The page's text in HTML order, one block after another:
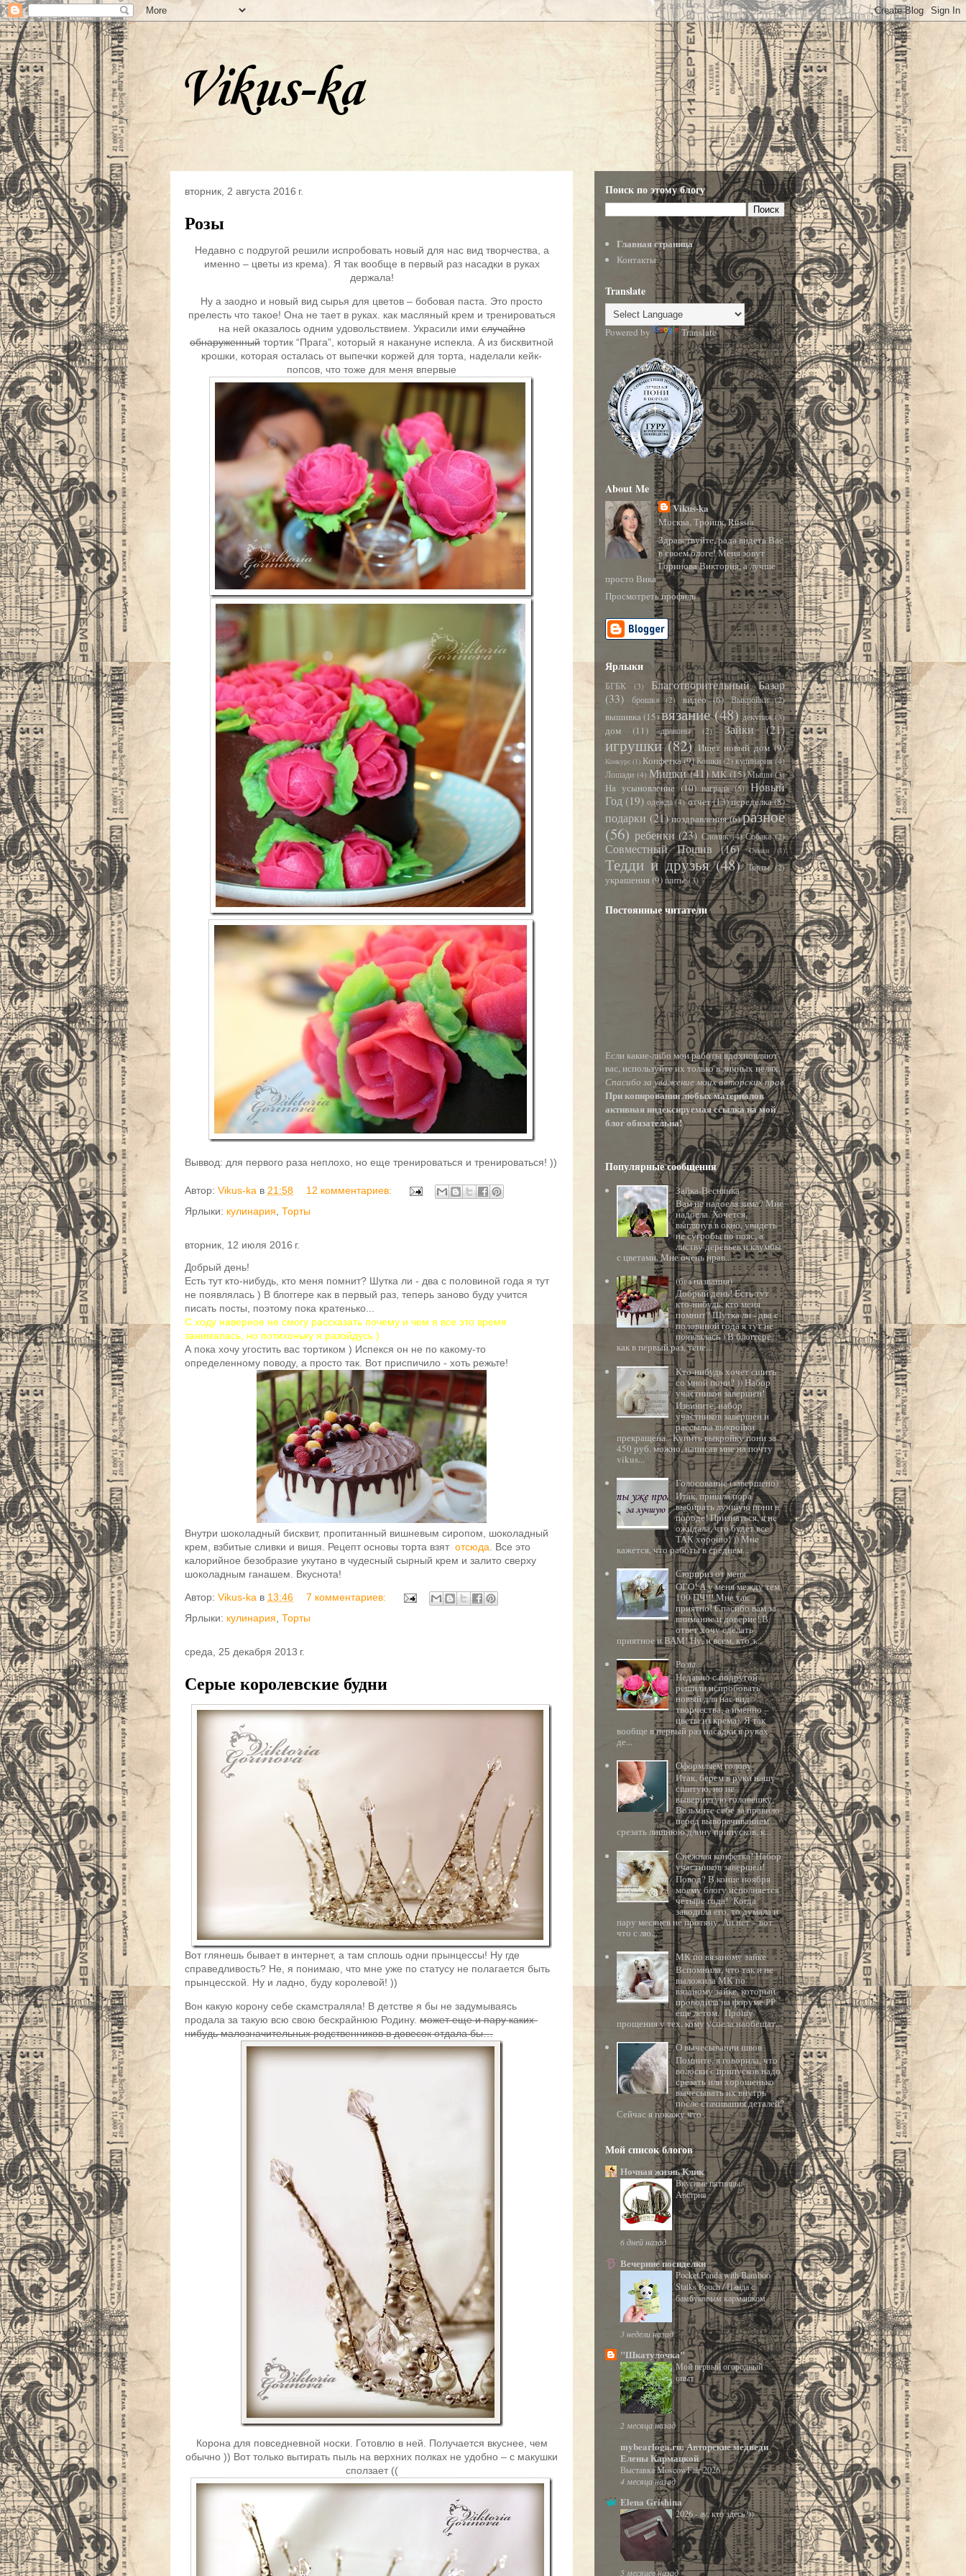
Vikus-ka
вторник, 2 августа 2016 г.
Розы
Недавно с подругой решили испробовать новый для нас вид творчества, а
именно – цветы из крема). Я так вообще в первый раз насадки в руках
держала!
Ну а заодно и новый вид сырья для цветов – бобовая паста. Это просто
прелесть что такое! Она не тает в руках. как масляный крем и тренироваться
на ней оказалось одним удовольствием. Украсили имислучайно
обнаруженный тортик “Прага”, который я накануне испекла. А из бисквитной
крошки, которая осталась от выпечки коржей для торта, наделали кейк-
попсов, что тоже для меня впервые
Выввод: для первого раза неплохо, но еще тренироваться и тренироваться! ))
Автор: Vikus-ka в 21:58
12 комментариев:
Ярлыки: кулинария Торты
вторник, 12 июля 2016 г.
Добрый день!
Есть тут кто-нибудь, кто меня помнит? Шутка ли - два с половиной года я тут
не появлялась ) В блоггере как в первый раз, теперь заново буду учится
писать посты, поэтому пока кратенько...
С ходу наверное не смогу рассказать почему и чем я все это время
занималась, но потихоньку я разойдусь )
А пока хочу угостить вас тортиком ) Испекся он не по какому-то
определенному поводу, а просто так. Вот приспичило - хоть режьте!
Внутри шоколадный бисквит, пропитанный вишневым сиропом, шоколадный
крем, взбитые сливки и вишя. Рецепт основы торта взят отсюда . Все это
калорийное безобразие укутано в чудесный сырный крем и залито сверху
шоколадным ганашем. Вкуснота!
Автор: Vikus-ka в 13:46
7 комментариев:
Ярлыки: кулинария Торты
среда, 25 декабря 2013 г.
Серые королевские будни
Вот глянешь бывает в интернет, а там сплошь одни прынцессы! Ну где
справедливость? Не, я понимаю, что мне уже по статусу не полагается быть
прынцесской. Ну и ладно, буду королевой! ))
Вон какую корону себе скамстраляла! В детстве я бы не задумываясь
продала за такую всю свою бескрайнюю Родину. может еще и пару каких-
нибудь малозначительных родственников в довесок отдала бы…
Корона для повседневной носки. Готовлю в ней. Получается вкуснее, чем
обычно )) Вот только вытирать пыль на верхних полках не удобно – с макушки
сползает ((
Поиск по этому блогу
Главная страница
Контакты
Translate
Powered by Translate
About Me
Vikus-ka
Москва, Троицк, Russia
Здравствуйте, рада видеть Вас
в своем блоге! Меня зовут
Горинова Виктория, а лучше
просто Вика
Просмотреть профиль
Ярлыки
БГБК (3)
Благотворительный Базар
(33)
брошка (2) видео (6) Выкройки (2)
вышивка(15)вязание(48) декупаж (3)
дом (11) драконы (2) Зайки (21)
игрушки (82) Ищет новый дом (9)
Конкурс (1) Конфетка(9) Кошки (2) кулинария (4)
Лошади (4) Мишки (41) МК (15) Мыши (3)
На усыновление (10) награда (5) Новый
Год (19) одежда (4) отчет(13)переделка(8)
подарки (21) поздравления(6)разное
(56) ребенки (23) Слоник (4) Собака (2)
Совместный Пошив (16) Сумки (1)
Тедди и друзья (48) Торты (2)
украшения(9) шитье (3)
Постоянные читатели
Если какие-либо мои работы вдохновляют
вас, используйте их только в личных целях.
Спасибо за уважение моих авторских прав
При копировании любых материалов
активная индексируемая ссылка на мой
блог обязательна!
Популярные сообщения
Зайка-Веснянка
Вам не надоела зима? Мне
надоела. Хочется,
выглянув в окно, увидеть
не сугробы по пояс, а
листву деревьев и клумбы
с цветами. Мне очень нрав...
(без названия)
Добрый день! Есть тут
кто-нибудь, кто меня
помнит? Шутка ли - два с
половиной года я тут не
появлялась ) В блоггере
как в первый раз, тепе...
Кто-нибудь хочет сшить
со мной пони? )) Набор
участников завершен!
Извините, набор
участников завершен и
рассылка выкройки
прекращена. Купить выкройку пони за
450 руб. можно, написав мне на почту
vikus...
Голосование (завершено)
Итак, пришла пора
выбирать лучшую пони в
породе! Признаться, я не
ожидала, что будет все
ТАК хорошо! )) Мне
кажется, что работы в среднем...
Сюрприз от меня
ОГО! А у меня между тем
100 ПЧ!!! Мне так
приятно! Спасибо вам за
внимание и доверие! В
ответ хочу сделать
приятное и ВАМ! Ну, и всем, кто з...
Розы
Недавно с подругой
решили испробовать
новый для нас вид
творчества, а именно –
цветы из крема). Я так
вообще в первый раз насадки в руках
де...
Оформляем голову
Итак, берем в руки нашу
сшитую, но не
вывернутую головёшку.
Возьмите себе за правило
перед выворачиванием
срезать лишнюю длину припусков, к...
Снежная конфетка! Набор
участников завершен!
Повод? В конце ноября
моему блогу исполняется
четыре года! Когда
заводила его, то думала и
пару месяцев не протяну. Ан нет – вот
что с лю...
МК по вязаному зайке
Вспомнила, что так и не
выложила МК по
вязаному зайке, который
проводила на форуме РР
еще летом. Прошу
прощения у тех, кому успела наобещат...
О вычесывании швов
Помните, я говорила, что
волоски с припусков надо
срезать или хорошенько
вычесывать их внутрь
после стачивания деталей?
Сейчас я покажу что ...
Мой список блогов
Ночная жизнь Клик
Вкусные пятницы:
Австрия
6 дней назад
Вечерние посиделки
Pocket Panda with Bamboo
Stalks Pouch / Панда с
бамбуковым кармашком
3 недели назад
"Шкатулочка"
Мой первый огородный
опыт
2 месяца назад
mybearloga.ru: Авторские медведи
Елены Кармацкой
Выставка MoscowFair 2026
4 месяца назад
Elena Grishina
2026 - ау, кто здесь?))
5 месяцев назад